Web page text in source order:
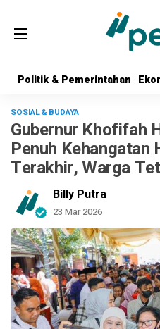
Politik & Pemerintahan
Politik & Pemerintahan
SOSIAL & BUDAYA
Gubernur Khofifah
Penuh Kehangatan
Terakhir, Warga
Billy Putra
23 Mar 2026